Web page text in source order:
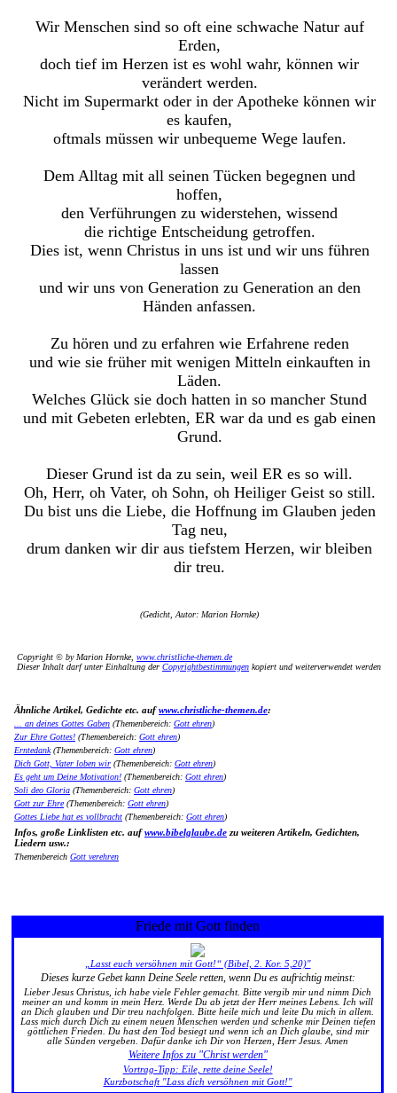
Wir Menschen sind so oft eine schwache Natur auf
Erden,
doch tief im Herzen ist es wohl wahr, können wir
verändert werden.
Nicht im Supermarkt oder in der Apotheke können wir
es kaufen,
oftmals müssen wir unbequeme Wege laufen.
Dem Alltag mit all seinen Tücken begegnen und
hoffen,
den Verführungen zu widerstehen, wissend
die richtige Entscheidung getroffen.
Dies ist, wenn Christus in uns ist und wir uns führen
lassen
und wir uns von Generation zu Generation an den
Händen anfassen.
Zu hören und zu erfahren wie Erfahrene reden
und wie sie früher mit wenigen Mitteln einkauften in
Läden.
Welches Glück sie doch hatten in so mancher Stund
und mit Gebeten erlebten, ER war da und es gab einen
Grund.
Dieser Grund ist da zu sein, weil ER es so will.
Oh, Herr, oh Vater, oh Sohn, oh Heiliger Geist so still.
Du bist uns die Liebe, die Hoffnung im Glauben jeden
Tag neu,
drum danken wir dir aus tiefstem Herzen, wir bleiben
dir treu.
(Gedicht, Autor: Marion Hornke)
Copyright © by Marion Hornke, www.christliche-themen.de
Dieser Inhalt darf unter Einhaltung der Copyrightbestimmungen kopiert und weiterverwendet werden
Ähnliche Artikel, Gedichte etc. aufwww.christliche-themen.de:
... an deines Gottes Gaben (Themenbereich: Gott ehren)
Zur Ehre Gottes! (Themenbereich: Gott ehren)
Erntedank(Themenbereich: Gott ehren)
Dich Gott, Vater loben wir (Themenbereich: Gott ehren)
Es geht um Deine Motivation! (Themenbereich: Gott ehren)
Soli deo Gloria (Themenbereich: Gott ehren)
Gott zur Ehre(Themenbereich: Gott ehren)
Gottes Liebe hat es vollbracht (Themenbereich: Gott ehren)
Infos, große Linklisten etc. aufwww.bibelglaube.de zu weiteren Artikeln, Gedichten,
Liedern usw.:
Themenbereich Gott verehren
Friede mit Gott finden
„Lasst euch versöhnen mit Gott!“ (Bibel, 2. Kor. 5,20)"
Dieses kurze Gebet kann Deine Seele retten, wenn Du es aufrichtig meinst:
Lieber Jesus Christus, ich habe viele Fehler gemacht. Bitte vergib mir und nimm Dich
meiner an und komm in mein Herz. Werde Du ab jetzt der Herr meines Lebens. Ich will
an Dich glauben und Dir treu nachfolgen. Bitte heile mich und leite Du mich in allem.
Lass mich durch Dich zu einem neuen Menschen werden und schenke mir Deinen tiefen
göttlichen Frieden. Du hast den Tod besiegt und wenn ich an Dich glaube, sind mir
alle Sünden vergeben. Dafür danke ich Dir von Herzen, Herr Jesus. Amen
Weitere Infos zu "Christ werden"
Vortrag-Tipp: Eile, rette deine Seele!
Kurzbotschaft "Lass dich versöhnen mit Gott!"